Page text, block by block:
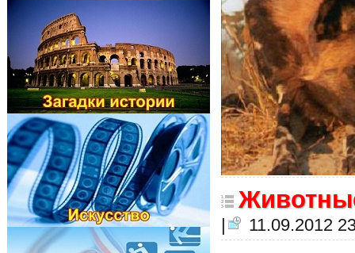
| 11.09.2012